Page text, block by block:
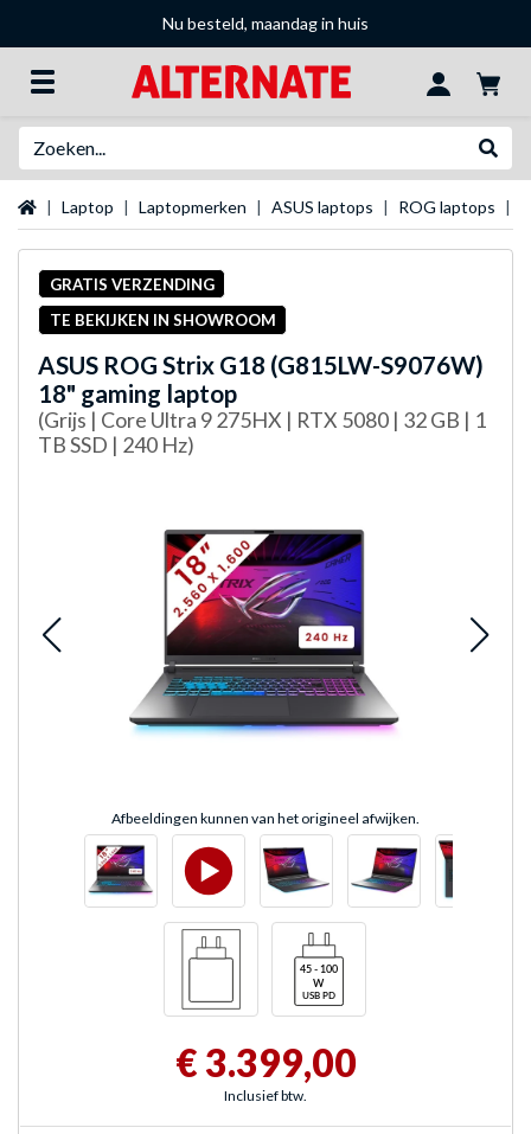
Nu besteld, maandag in huis
Startpagina
Laptop Laptopmerken ASUS laptops ROG laptops
GRATIS VERZENDING
TE BEKIJKEN IN SHOWROOM
ASUS ROG Strix G18 (G815LW-S9076W)
18" gaming laptop
(Grijs | Core Ultra 9 275HX | RTX 5080 | 32 GB | 1
TB SSD | 240 Hz)
Afbeeldingen kunnen van het origineel afwijken.
€ 3.399,00
Inclusief btw.